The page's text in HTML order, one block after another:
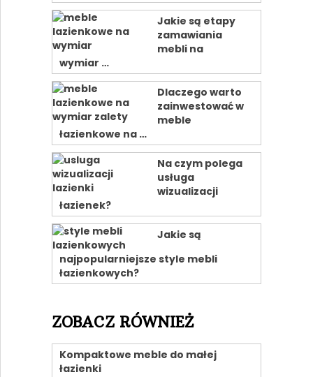
Jakie są etapy
zamawiania
mebli na
wymiar …
Dlaczego warto
zainwestować w
meble
łazienkowe na …
Na czym polega
usługa
wizualizacji
łazienek?
Jakie są
najpopularniejsze style mebli
łazienkowych?
ZOBACZ RÓWNIEŻ
Kompaktowe meble do małej
łazienki